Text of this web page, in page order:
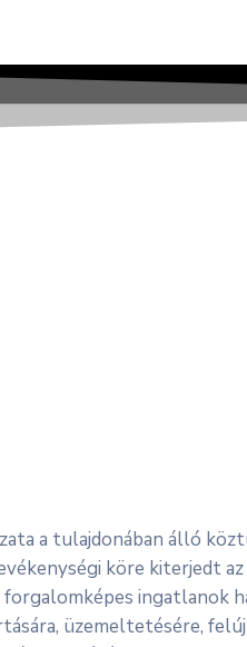
a tulajdonában álló
köre kiterjedt
üzemeltetésére,